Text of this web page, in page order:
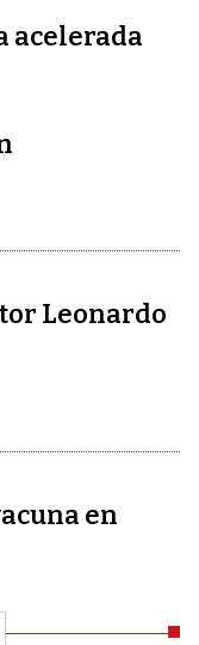
acelerada
Leonardo
en